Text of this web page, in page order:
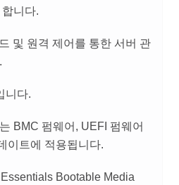
니다.
및 원격 제어를 통한 서버 관
니다.
BMC 펌웨어, UEFI 펌웨어
이트에 적용됩니다.
Bootable Media